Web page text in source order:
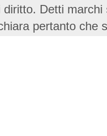
Detti
pertanto che